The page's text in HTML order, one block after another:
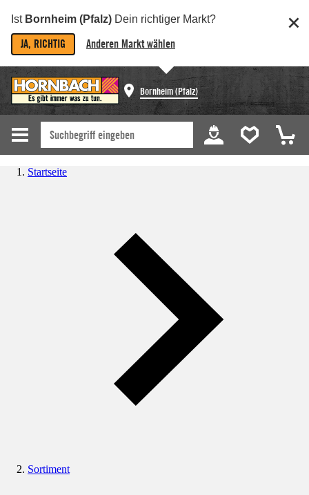
Ist Bornheim (Pfalz) Dein richtiger Markt?
JA, RICHTIG Anderen Markt wählen
Bornheim (Pfalz)
Startseite
Sortiment